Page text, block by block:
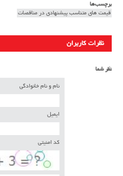
برچسب‌ها
قيمت هاي متناسب پيشنهادي در مناقصات
نظرات کاربران
نظر شما
نام و نام خانوادگی
ایمیل
کد امنیتی